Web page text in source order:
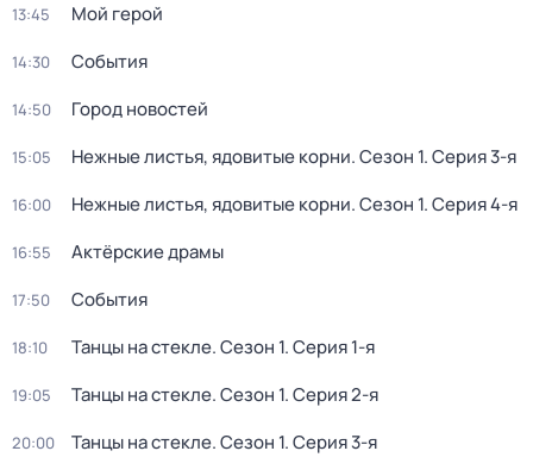
13:45 Мой герой
14:30 События
14:50 Город новостей
15:05 Нежные листья, ядовитые корни. Сезон 1. Серия 3-я
16:00 Нежные листья, ядовитые корни. Сезон 1. Серия 4-я
16:55 Актёрские драмы
17:50 События
18:10 Танцы на стекле. Сезон 1. Серия 1-я
19:05 Танцы на стекле. Сезон 1. Серия 2-я
20:00 Танцы на стекле. Сезон 1. Серия 3-я